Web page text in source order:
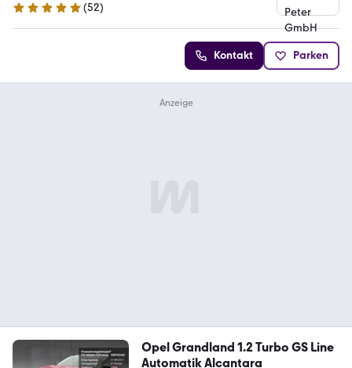
5 Sterne
(52)
Kontakt Parken
Opel Grandland 1.2 Turbo GS Line
Automatik Alcantara